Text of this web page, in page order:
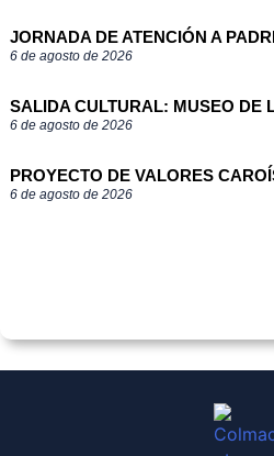
JORNADA DE ATENCIÓN A
6 de agosto de 2026
SALIDA CULTURAL: MUSEO DE
6 de agosto de 2026
PROYECTO DE VALORES
6 de agosto de 2026